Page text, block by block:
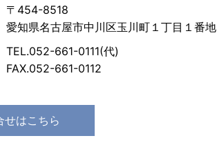
〒454-8518
愛知県名古屋市中川区玉川町１丁目１番地
TEL.052-661-0111(代)
FAX.052-661-0112
せはこちら